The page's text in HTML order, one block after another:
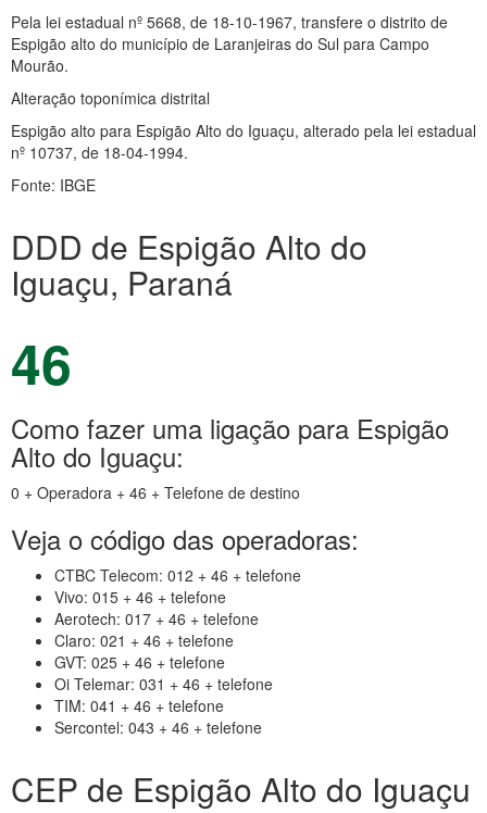
Pela lei estadual nº 5668, de 18-10-1967, transfere o distrito de
Espigão alto do município de Laranjeiras do Sul para Campo
Mourão.
Alteração toponímica distrital
Espigão alto para Espigão Alto do Iguaçu, alterado pela lei estadual
nº 10737, de 18-04-1994.
Fonte: IBGE
DDD de Espigão Alto do
Iguaçu, Paraná
46
Como fazer uma ligação para Espigão
Alto do Iguaçu:
0 + Operadora + 46 + Telefone de destino
Veja o código das operadoras:
CTBC Telecom: 012 + 46 + telefone
Vivo: 015 + 46 + telefone
Aerotech: 017 + 46 + telefone
Claro: 021 + 46 + telefone
GVT: 025 + 46 + telefone
Oi Telemar: 031 + 46 + telefone
TIM: 041 + 46 + telefone
Sercontel: 043 + 46 + telefone
CEP de Espigão Alto do Iguaçu